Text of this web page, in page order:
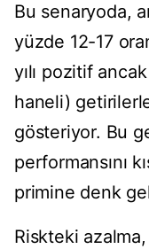
Bu senaryoda,
yüzde 12-17
yılı pozitif
haneli)
gösteriyor. Bu
performansını
primine denk
Riskteki